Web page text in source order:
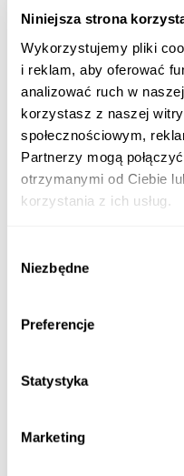
Niniejsza strona
Wykorzystujemy pliki
i reklam, aby oferować
analizować ruch w
korzystasz z naszej
społecznościowym,
Partnerzy mogą
otrzymanymi od Ciebie
korzystania z ich usług.
zgody
Niezbędne
Preferencje
Statystyka
Marketing